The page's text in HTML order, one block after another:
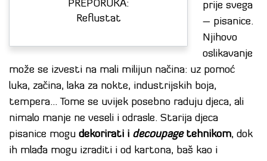
PREPORUKA:
Reflustat
prije svega
– pisanice.
Njihovo
oslikavanje
može se izvesti na mali milijun načina: uz pomoć
luka, začina, laka za nokte, industrijskih boja,
tempera… Tome se uvijek posebno raduju djeca, ali
nimalo manje ne veseli i odrasle. Starija djeca
pisanice mogu dekorirati i decoupage tehnikom, dok
ih mlađa mogu izraditi i od kartona, baš kao i